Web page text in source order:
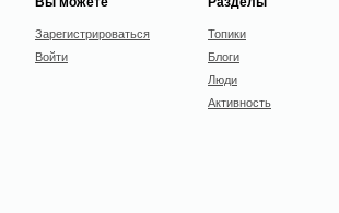
Зарегистрироваться
Войти
Топики
Блоги
Люди
Активность